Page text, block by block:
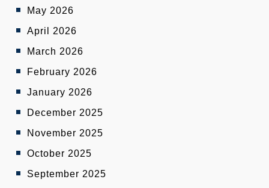
May 2026
April 2026
March 2026
February 2026
January 2026
December 2025
November 2025
October 2025
September 2025